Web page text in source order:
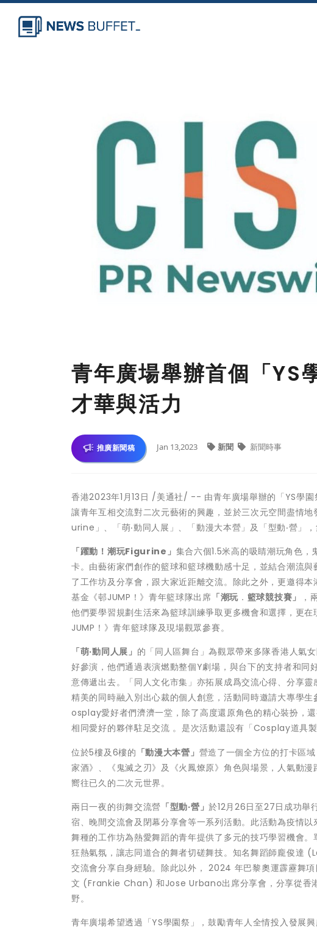
青年廣場舉辦首個「YS
才華與活力
推廣新聞稿 Jan 13,2023 新聞 新聞時事
香港2023年1月13日 /美通社/ -- 由青年廣場舉辦的「YS學園
讓青年互相交流對二次元藝術的興趣，並於三次元空間盡情
urine」、「萌‧動同人展」、「動漫大本營」及「型動‧營」
「躍動！潮玩Figurine」 集合六個1.5米高的吸睛潮玩角色
卡。由藝術家們創作的籃球和籃球機動感十足，並結合潮流
了工作坊及分享會，跟大家近距離交流。除此之外，更邀得
基金《邨JUMP！》青年籃球隊出席 「潮玩 ． 籃球競技賽」
，
他們要學習規劃生活來為籃球訓練爭取更多機會和選擇，更
JUMP！》青年籃球隊及現場觀眾參賽。
「萌‧動同人展」 的「同人區舞台」為觀眾帶來多隊香港人氣
好參演，他們通過表演燃動整個Y劇場，與台下的支持者和
意傳遞出去。「同人文化市集」亦拓展成爲交流心得、分享
精美的同時融入別出心裁的個人創意，活動同時邀請大專學
osplay愛好者們濟濟一堂，除了高度還原角色的精心裝扮，
相同愛好的夥伴駐足交流 。是次活動還設有「Cosplay道具
位於5樓及6樓的 「動漫大本營」 營造了一個全方位的打卡區
家酒》、《鬼滅之刃》及《火鳳燎原》角色與場景，人氣動
嚮往已久的二次元世界。
兩日一夜的街舞交流營 「型動‧營」於12月26日至27日成功舉
宿、晚間交流會及閉幕分享會等一系列活動。此活動為疫情
舞種的工作坊為熱愛舞蹈的青年提供了多元的技巧學習機
狂熱氣氛，讓志同道合的舞者切磋舞技。知名舞蹈師龐俊達 (
交流會分享自身經驗。除此以外， 2024 年巴黎奧運霹靂
文 (Frankie Chan) 和Jose Urbano出席分享會，分享從香
野。
青年廣場希望透過「YS學園祭」，鼓勵青年人全情投入發展